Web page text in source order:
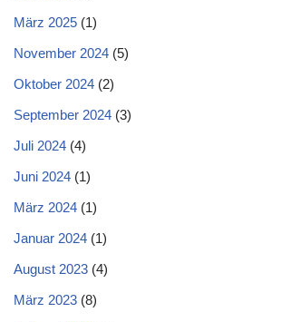
März 2025 (1)
November 2024 (5)
Oktober 2024 (2)
September 2024 (3)
Juli 2024 (4)
Juni 2024 (1)
März 2024 (1)
Januar 2024 (1)
August 2023 (4)
März 2023 (8)